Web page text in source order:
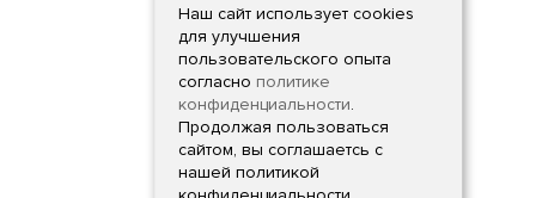
Наш сайт использует cookies
для улучшения
пользовательского опыта
согласно политике
конфиденциальности.
Продолжая пользоваться
сайтом, вы соглашаетсь с
нашей политикой